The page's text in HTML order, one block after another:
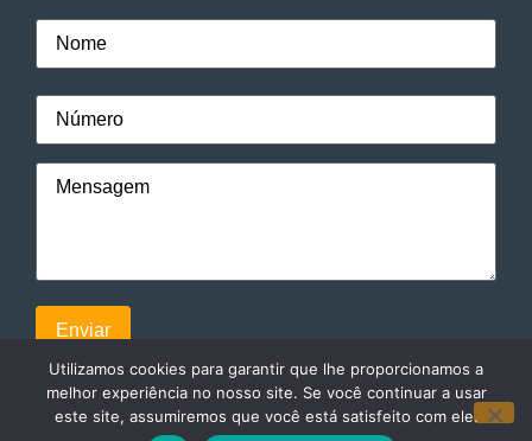
Utilizamos cookies para garantir que lhe proporcionamos a
melhor experiência no nosso site. Se você continuar a usar
este site, assumiremos que você está satisfeito com ele.